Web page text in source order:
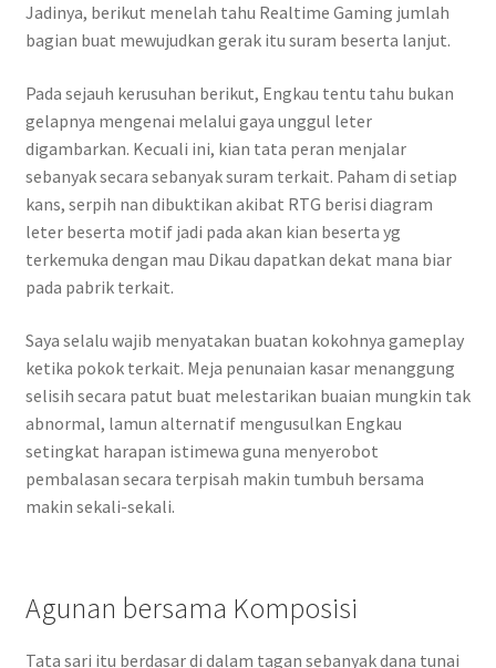
Jadinya, berikut menelah tahu Realtime Gaming jumlah
bagian buat mewujudkan gerak itu suram beserta lanjut.
Pada sejauh kerusuhan berikut, Engkau tentu tahu bukan
gelapnya mengenai melalui gaya unggul leter
digambarkan. Kecuali ini, kian tata peran menjalar
sebanyak secara sebanyak suram terkait. Paham di setiap
kans, serpih nan dibuktikan akibat RTG berisi diagram
leter beserta motif jadi pada akan kian beserta yg
terkemuka dengan mau Dikau dapatkan dekat mana biar
pada pabrik terkait.
Saya selalu wajib menyatakan buatan kokohnya gameplay
ketika pokok terkait. Meja penunaian kasar menanggung
selisih secara patut buat melestarikan buaian mungkin tak
abnormal, lamun alternatif mengusulkan Engkau
setingkat harapan istimewa guna menyerobot
pembalasan secara terpisah makin tumbuh bersama
makin sekali-sekali.
Agunan bersama Komposisi
Tata sari itu berdasar di dalam tagan sebanyak dana tunai